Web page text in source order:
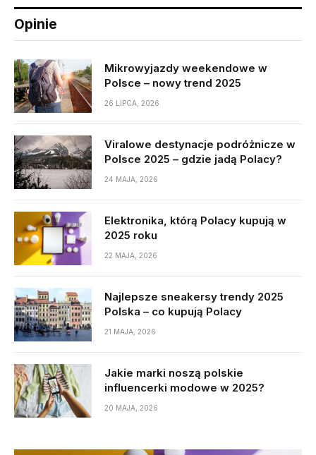
Opinie
Mikrowyjazdy weekendowe w
Polsce – nowy trend 2025
26 LIPCA, 2026
Viralowe destynacje podróżnicze w
Polsce 2025 – gdzie jadą Polacy?
24 MAJA, 2026
Elektronika, którą Polacy kupują w
2025 roku
22 MAJA, 2026
Najlepsze sneakersy trendy 2025
Polska – co kupują Polacy
21 MAJA, 2026
Jakie marki noszą polskie
influencerki modowe w 2025?
20 MAJA, 2026